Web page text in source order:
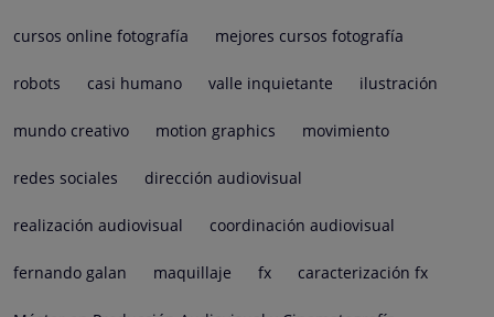
cursos online fotografía mejores cursos fotografía
robots casi humano valle inquietante ilustración
mundo creativo motion graphics movimiento
redes sociales dirección audiovisual
realización audiovisual coordinación audiovisual
fernando galan maquillaje fx caracterización fx